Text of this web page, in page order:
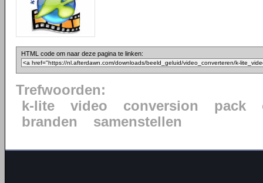
HTML code om naar deze pagina te linken:
Trefwoorden:
k-lite
video conversion pack
branden
samenstellen